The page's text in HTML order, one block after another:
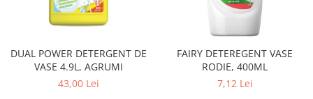
DUAL POWER DETERGENT DE
VASE 4.9L, AGRUMI
43,00 Lei
FAIRY DETEREGENT VASE
RODIE, 400ML
7,12 Lei